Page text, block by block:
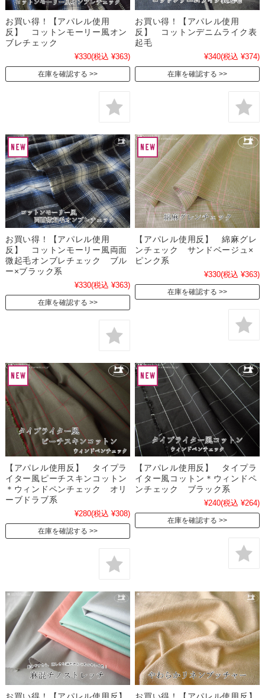
お買い得！【アパレル使用
反】 コットンモーリー風オン
ブレチェック
¥330(税込 ¥363)
在庫を確認する
お買い得！【アパレル使用
反】 コットンデニムライク表
起毛
¥340(税込 ¥374)
在庫を確認する
お買い得！【アパレル使用
反】 コットンモーリー風両面
微起毛オンブレチェック ブル
ー×ブラック系
¥330(税込 ¥363)
在庫を確認する
【アパレル使用反】 綿麻グレ
ンチェック サンドベージュ×
ピンク系
¥330(税込 ¥363)
在庫を確認する
【アパレル使用反】 タイプラ
イター風ピーチスキンコットン
＊ウィンドペンチェック オリ
ーブドラブ系
¥280(税込 ¥308)
在庫を確認する
【アパレル使用反】 タイプラ
イター風コットン＊ウィンドペ
ンチェック ブラック系
¥240(税込 ¥264)
在庫を確認する
お買い得！【アパレル使用反】
お買い得！【アパレル使用反】